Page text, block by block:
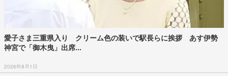
愛子さま三重県入り クリーム色の装いで駅長らに挨拶 あす伊勢
神宮で「御木曳」出席...
2026年8月1日